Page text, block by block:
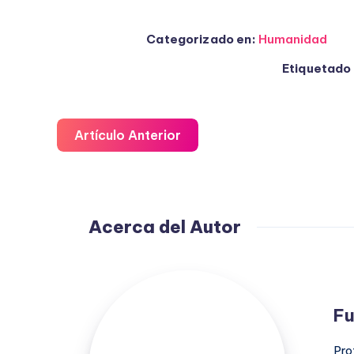
Categorizado en: Humanidad
Etiquetado
Artículo Anterior
Acerca del Autor